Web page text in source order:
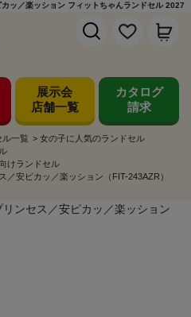
ッ／楽ッション フィットちゃんランドセル 2027
展示会
店舗一覧
カタログ
請求
ル一覧 > 女の子に人気のランドセル
けランドセル
／安ピカッ／楽ッション（FIT-243AZR）